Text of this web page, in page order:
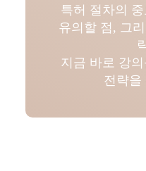
특허 절차의
유의할 점, 그
지금 바로 강
전략을